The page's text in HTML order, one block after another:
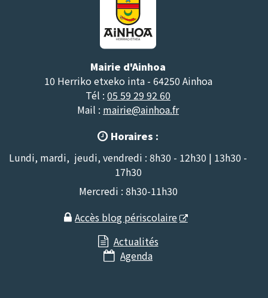
Mairie d'Ainhoa
10 Herriko etxeko inta - 64250 Ainhoa
Tél : 05 59 29 92 60
Mail : mairie@ainhoa.fr
 Horaires :
Lundi, mardi, jeudi, vendredi : 8h30 - 12h30 | 13h30 -
17h30
Mercredi : 8h30-11h30
 Accès blog périscolaire
 Actualités
 Agenda